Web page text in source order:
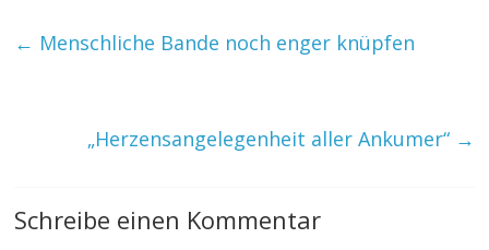
← Menschliche Bande noch enger knüpfen
„Herzensangelegenheit aller Ankumer“ →
Schreibe einen Kommentar